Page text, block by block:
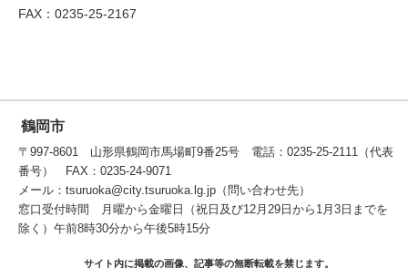
FAX：0235-25-2167
鶴岡市
〒997-8601 山形県鶴岡市馬場町9番25号 電話：0235-25-2111（代表
番号） FAX：0235-24-9071
メール：tsuruoka@city.tsuruoka.lg.jp（問い合わせ先）
窓口受付時間 月曜から金曜日（祝日及び12月29日から1月3日までを
除く）午前8時30分から午後5時15分
サイト内に掲載の画像、記事等の無断転載を禁じます。